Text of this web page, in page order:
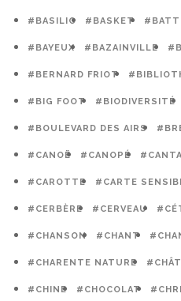
#BASILIC #BASKET
#BAYEUX #BAZAINVILLE
#BERNARD FRIOT
#BIG FOOT #BIODIVERSITÉ
#BOULEVARD DES AIRS
#CANOË #CANOPÉ
#CAROTTE #CARTE
#CERBÈRE #CERVEAU
#CHANSON #CHANT
#CHARENTE NATURE
#CHINE #CHOCOLAT